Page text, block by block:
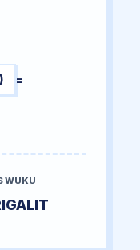
=
WUKU